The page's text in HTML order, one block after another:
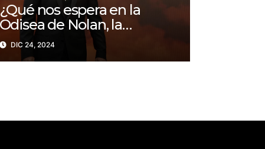
¿Qué nos espera en la
Odisea de Nolan, la
adaptación más ambiciosa
del maestro del cine?
DIC 24, 2024